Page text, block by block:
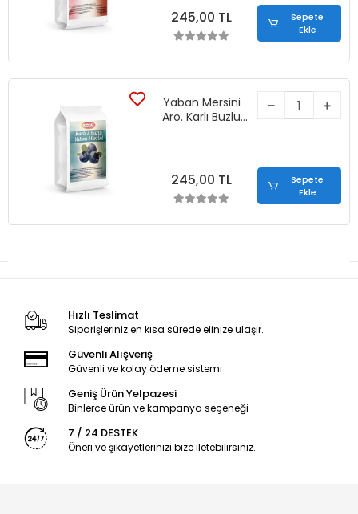
245,00 TL
Sepete
Ekle
Yaban Mersini
Aro. Karlı Buzlu
245,00 TL
Sepete
Ekle
Hızlı Teslimat
Siparişleriniz en kısa sürede elinize ulaşır.
Güvenli Alışveriş
Güvenli ve kolay ödeme sistemi
Geniş Ürün Yelpazesi
Binlerce ürün ve kampanya seçeneği
7 / 24 DESTEK
Öneri ve şikayetlerinizi bize iletebilirsiniz.